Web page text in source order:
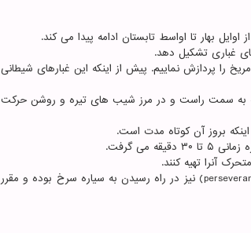
بهار تا اواسط تابستان ادامه پیدا می کند.
غباری تشکیل دهد.
را پردازش نماییم. پیش از اینکه این غبارهای شیطانی
که به سمت راست و در مرز شیب های تیره و روشن حرکت
بروز آن کوتاه مدت است.
می گرفت.
آنرا تهیه کنند.
هم اکنون، مریخ نورد "کنجکاوی" تنها کاوشگر روی مریخ است. اما مریخ نورد "استقامت"(perseverance) نیز در راه رسیدن به سیاره سرخ بوده و مقرر